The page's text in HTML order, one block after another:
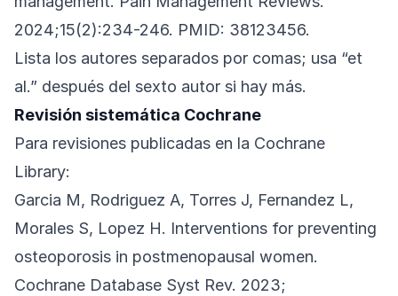
2024;15(2):234-246. PMID: 38123456.
Lista los autores separados por comas; usa “et
al.” después del sexto autor si hay más.
Revisión sistemática Cochrane
Para revisiones publicadas en la Cochrane
Library:
Garcia M, Rodriguez A, Torres J, Fernandez L,
Morales S, Lopez H. Interventions for preventing
osteoporosis in postmenopausal women.
Cochrane Database Syst Rev. 2023;